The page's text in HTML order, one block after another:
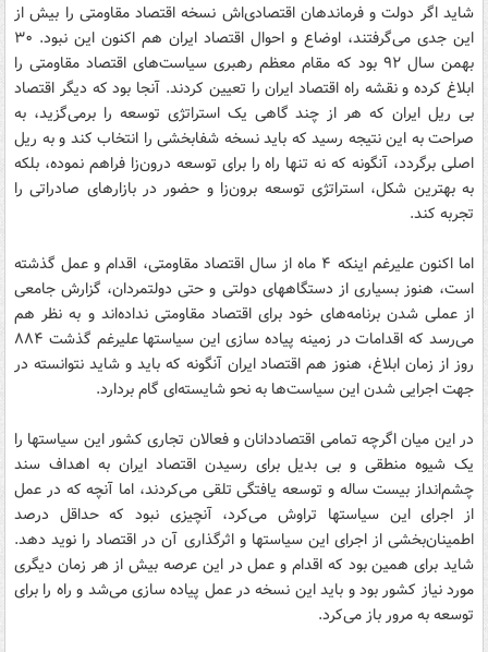
شاید اگر دولت و فرماندهان اقتصادی‌اش نسخه اقتصاد مقاومتی را بیش از
این جدی می‌گرفتند، اوضاع و احوال اقتصاد ایران هم اکنون این نبود. ۳۰
بهمن سال ۹۲ بود که مقام معظم رهبری سیاست‌های اقتصاد مقاومتی را
ابلاغ کرده و نقشه راه اقتصاد ایران را تعیین کردند. آنجا بود که دیگر اقتصاد
بی ریل ایران که هر از چند گاهی یک استراتژی توسعه را برمی‌گزید، به
صراحت به این نتیجه رسید که باید نسخه شفابخشی را انتخاب کند و به ریل
اصلی برگردد، آنگونه که نه تنها راه را برای توسعه درون‌زا فراهم نموده، بلکه
به بهترین شکل، استراتژی توسعه برون‌زا و حضور در بازارهای صادراتی را
تجربه کند.
اما اکنون علیرغم اینکه ۴ ماه از سال اقتصاد مقاومتی، اقدام و عمل گذشته
است، هنوز بسیاری از دستگاههای دولتی و حتی دولتمردان، گزارش جامعی
از عملی شدن برنامه‌های خود برای اقتصاد مقاومتی نداده‌اند و به نظر هم
می‌رسد که اقدامات در زمینه پیاده سازی این سیاستها علیرغم گذشت ۸۸۴
روز از زمان ابلاغ، هنوز هم اقتصاد ایران آنگونه که باید و شاید نتوانسته در
جهت اجرایی شدن این سیاست‌ها به نحو شایسته‌ای گام بردارد.
در این میان اگرچه تمامی اقتصاددانان و فعالان تجاری کشور این سیاستها را
یک شیوه منطقی و بی بدیل برای رسیدن اقتصاد ایران به اهداف سند
چشم‌انداز بیست ساله و توسعه یافتگی تلقی می‌کردند، اما آنچه که در عمل
از اجرای این سیاستها تراوش می‌کرد، آنچیزی نبود که حداقل درصد
اطمینان‌بخشی از اجرای این سیاستها و اثرگذاری آن در اقتصاد را نوید دهد.
شاید برای همین بود که اقدام و عمل در این عرصه بیش از هر زمان دیگری
مورد نیاز کشور بود و باید این نسخه در عمل پیاده سازی می‌شد و راه را برای
توسعه به مرور باز می‌کرد.